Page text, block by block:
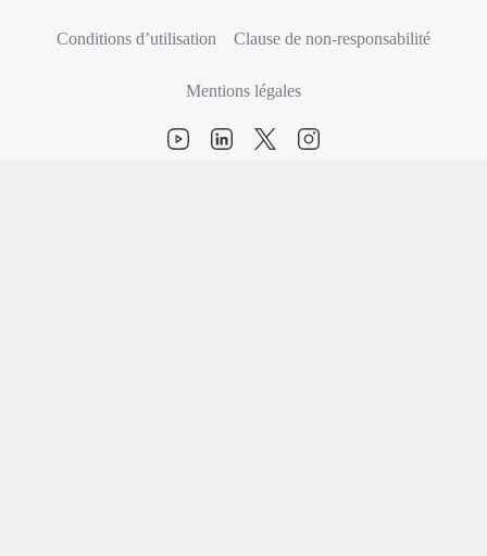
Conditions d’utilisation Clause de non-responsabilité
Mentions légales